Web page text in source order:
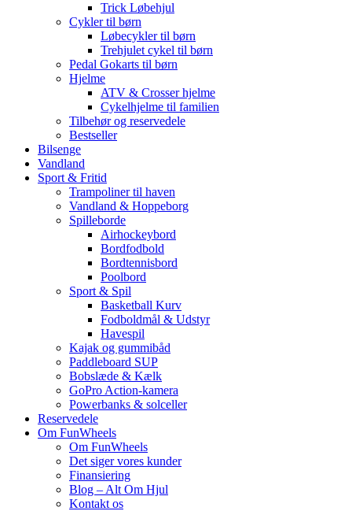
Trick Løbehjul
Cykler til børn
Løbecykler til børn
Trehjulet cykel til børn
Pedal Gokarts til børn
Hjelme
ATV & Crosser hjelme
Cykelhjelme til familien
Tilbehør og reservedele
Bestseller
Bilsenge
Vandland
Sport & Fritid
Trampoliner til haven
Vandland & Hoppeborg
Spilleborde
Airhockeybord
Bordfodbold
Bordtennisbord
Poolbord
Sport & Spil
Basketball Kurv
Fodboldmål & Udstyr
Havespil
Kajak og gummibåd
Paddleboard SUP
Bobslæde & Kælk
GoPro Action-kamera
Powerbanks & solceller
Reservedele
Om FunWheels
Om FunWheels
Det siger vores kunder
Finansiering
Blog – Alt Om Hjul
Kontakt os